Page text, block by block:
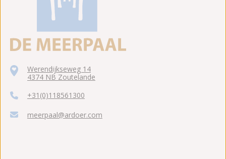
Werendijkseweg 14
4374 NB Zoutelande
+31(0)118561300
meerpaal@ardoer.com